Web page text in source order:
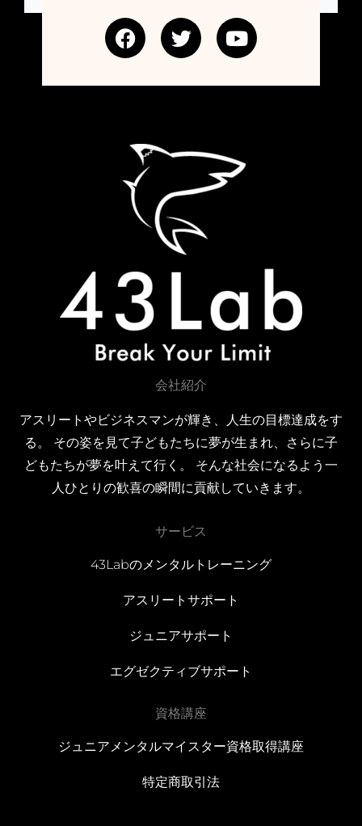
F
a
e
o
T
w
t
r
Y
o
t
会社紹介
アスリートやビジネスマンが輝き、人生の目標達成をす
る。 その姿を見て子どもたちに夢が生まれ、さらに子
どもたちが夢を叶えて行く。 そんな社会になるよう一
人ひとりの歓喜の瞬間に貢献していきます。
サービス
43Labのメンタルトレーニング
アスリートサポート
ジュニアサポート
エグゼクティブサポート
資格講座
ジュニアメンタルマイスター資格取得講座
特定商取引法